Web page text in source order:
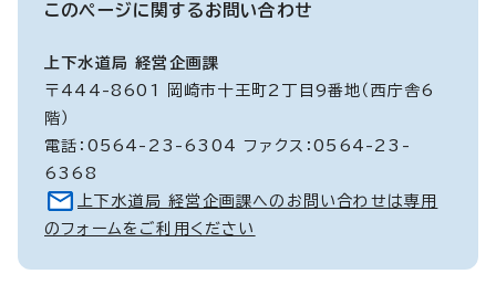
このページに関するお問い合わせ
上下水道局 経営企画課
〒444-8601 岡崎市十王町2丁目9番地（西庁舎6
階）
電話：0564-23-6304 ファクス：0564-23-
6368
上下水道局 経営企画課へのお問い合わせは専用
のフォームをご利用ください